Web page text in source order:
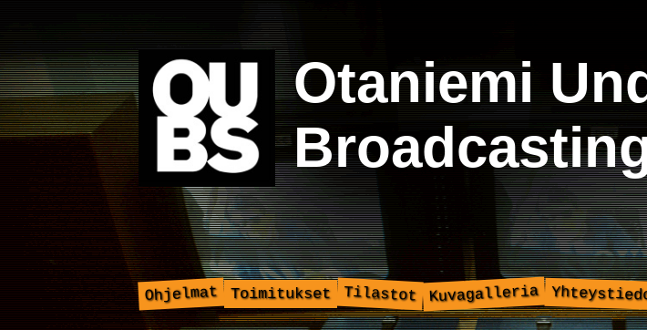
Otaniemi
Ohjelmat Toimitukset Tilastot Kuvagalleria